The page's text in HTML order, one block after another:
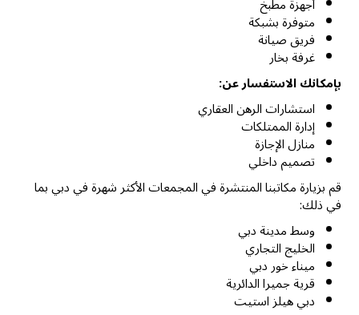
متوفرة بشبكة
فريق صيانة
غرفة بخار
بإمكانك الاستفسار عن:
استشارات الرهن العقاري
إدارة الممتلكات
منازل الإجازة
تصميم داخلي
قم بزيارة مكاتبنا المنتشرة في المجمعات الأكثر شهرة في دبي بما
في ذلك:
وسط مدينة دبي
الخليج التجاري
ميناء خور دبي
قرية جميرا الدائرية
دبي هيلز استيت